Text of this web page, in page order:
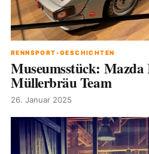
RENNSPORT-GESCHICHTEN
Museumsstück: Mazda
Müllerbräu Team
26. Januar 2025